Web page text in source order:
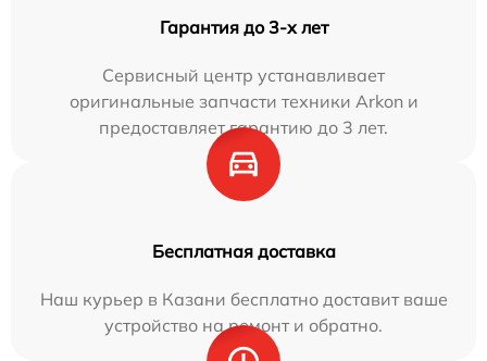
Гарантия до 3-х лет
Сервисный центр устанавливает
оригинальные запчасти техники Arkon и
предоставляет гарантию до 3 лет.
Бесплатная доставка
Наш курьер в Казани бесплатно доставит ваше
устройство на ремонт и обратно.